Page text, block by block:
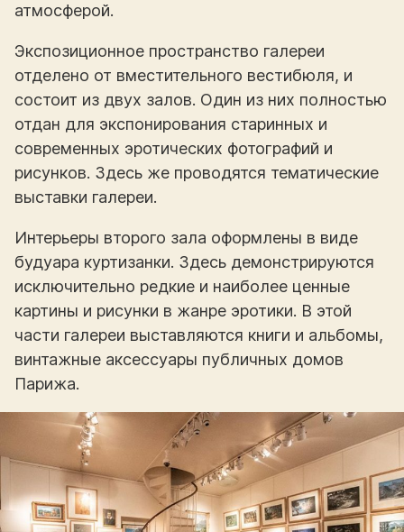
атмосферой.
Экспозиционное пространство галереи
отделено от вместительного вестибюля, и
состоит из двух залов. Один из них полностью
отдан для экспонирования старинных и
современных эротических фотографий и
рисунков. Здесь же проводятся тематические
выставки галереи.
Интерьеры второго зала оформлены в виде
будуара куртизанки. Здесь демонстрируются
исключительно редкие и наиболее ценные
картины и рисунки в жанре эротики. В этой
части галереи выставляются книги и альбомы,
винтажные аксессуары публичных домов
Парижа.